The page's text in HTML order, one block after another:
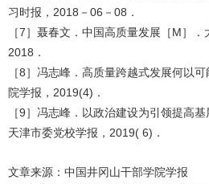
习时报， 2018 － 06 － 08 ．
［7］聂春文．中国高质量发展［M］．
2018 ．
［8］冯志峰．高质量跨越式发展何以可
院学报， 2019(4) ．
［9］冯志峰．以政治建设为引领提高
天津市委党校学报， 2019( 6) ．
文章来源：中国井冈山干部学院学报